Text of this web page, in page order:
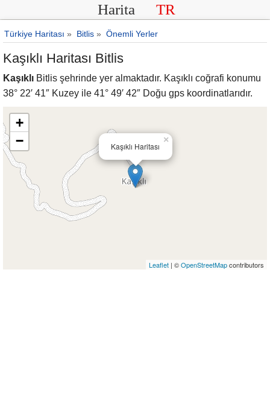
Harita TR
Türkiye Haritası » Bitlis » Önemli Yerler
Kaşıklı Haritası Bitlis
Kaşıklı Bitlis şehrinde yer almaktadır. Kaşıklı coğrafi konumu
38° 22′ 41″ Kuzey ile 41° 49′ 42″ Doğu gps koordinatlarıdır.
Kaşıklı Haritası
×
+
−
Leaflet | ©OpenStreetMapcontributors